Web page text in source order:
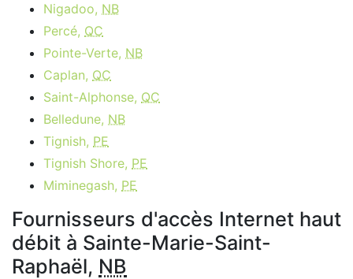
Nigadoo, NB
Percé, QC
Pointe-Verte, NB
Caplan, QC
Saint-Alphonse, QC
Belledune, NB
Tignish, PE
Tignish Shore, PE
Miminegash, PE
Fournisseurs d'accès Internet haut
débit à Sainte-Marie-Saint-
Raphaël, NB